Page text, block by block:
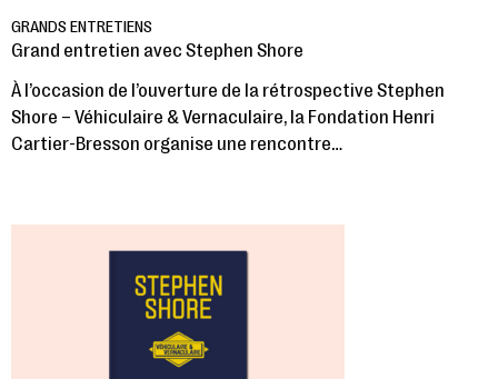
GRANDS ENTRETIENS
Grand entretien avec Stephen Shore
À l’occasion de l’ouverture de la rétrospective Stephen
Shore – Véhiculaire & Vernaculaire, la Fondation Henri
Cartier-Bresson organise une rencontre…